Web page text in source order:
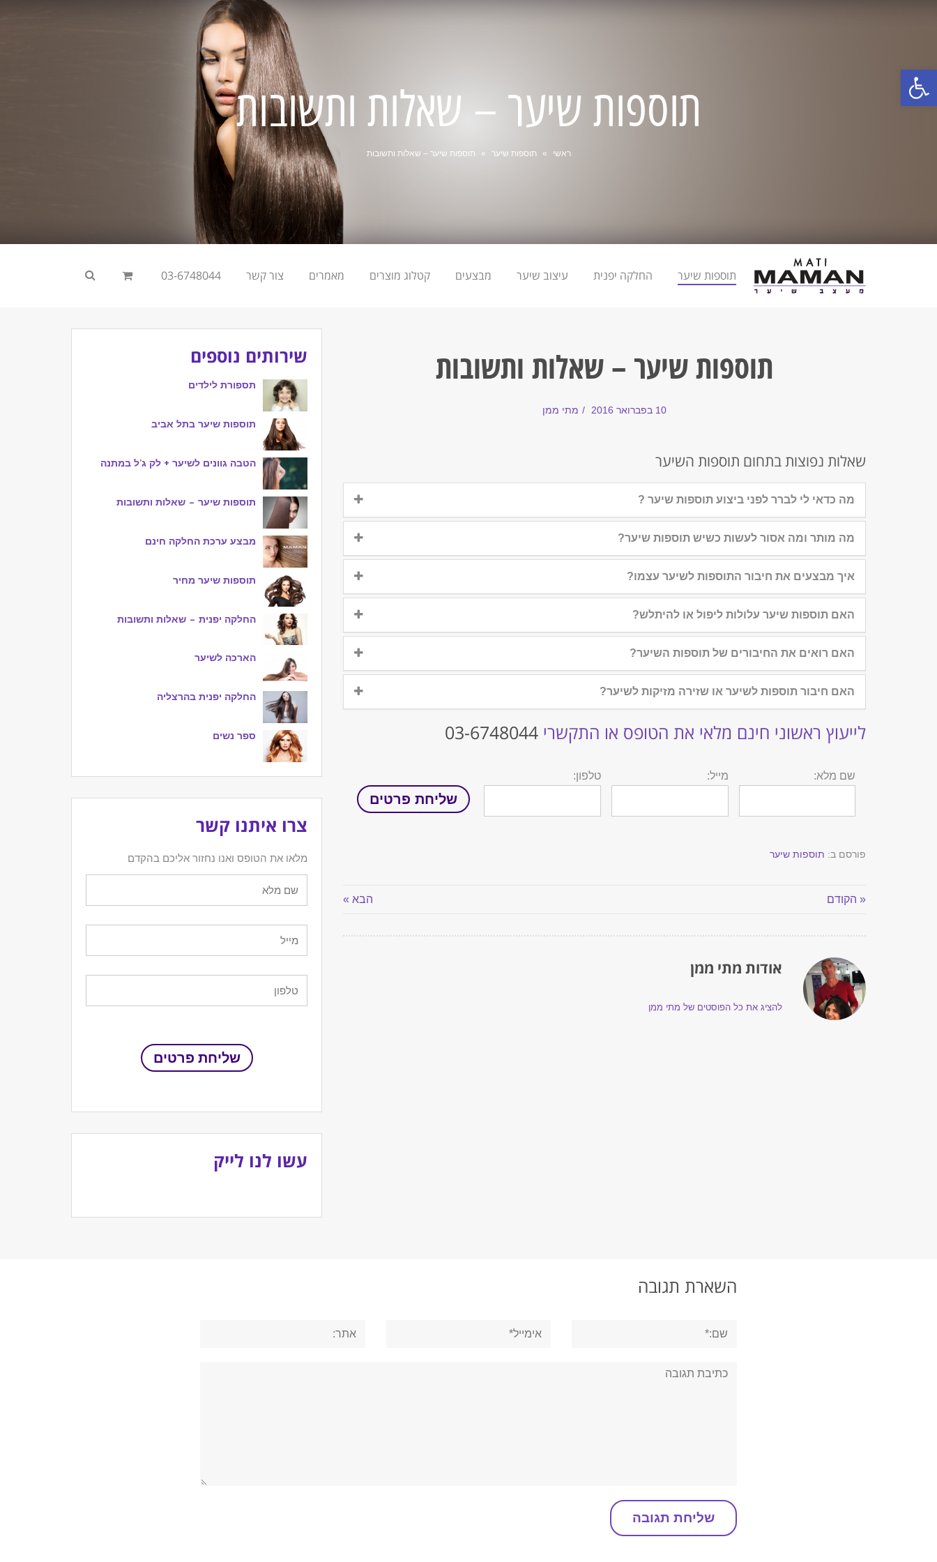
פתח סרגל נגישות
תוספות שיער – שאלות ותשובות
ראשי » תוספות שיער » תוספות שיער – שאלות ותשובות
תוספות שיער החלקה יפנית עיצוב שיער מבצעים קטלוג מוצרים מאמרים צור קשר 03-6748044
תוספות שיער – שאלות ותשובות
10 בפברואר 2016 מתי ממן
שאלות נפוצות בתחום תוספות השיער
מה כדאי לי לברר לפני ביצוע תוספות שיער ?
מה מותר ומה אסור לעשות כשיש תוספות שיער?
איך מבצעים את חיבור התוספות לשיער עצמו?
האם תוספות שיער עלולות ליפול או להיתלש?
האם רואים את החיבורים של תוספות השיער?
האם חיבור תוספות לשיער או שזירה מזיקות לשיער?
לייעוץ ראשוני חינם מלאי את הטופס או התקשרי 03-6748044
שם מלא: מייל: טלפון:
פורסם ב: תוספות שיער
« הקודם הבא »
אודות מתי ממן
להציג את כל הפוסטים של מתי ממן
שירותים נוספים
תספורת לילדים
תוספות שיער בתל אביב
הטבה גוונים לשיער + לק ג’ל במתנה
תוספות שיער – שאלות ותשובות
מבצע ערכת החלקה חינם
תוספות שיער מחיר
החלקה יפנית – שאלות ותשובות
הארכה לשיער
החלקה יפנית בהרצליה
ספר נשים
צרו איתנו קשר
מלאו את הטופס ואנו נחזור אליכם בהקדם
עשו לנו לייק
השארת תגובה